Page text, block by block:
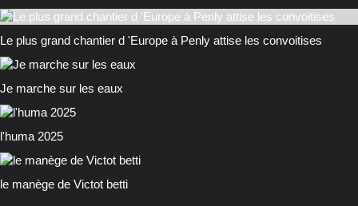
Le plus grand chantier d 'Europe à Penly attise les convoitises
Je marche sur les eaux
l'huma 2025
le manège de Victot betti